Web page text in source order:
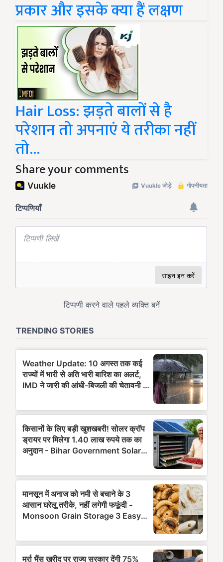
प्रकार और इसके क्या हैं लक्षण
Hair Loss: झड़ते बालों से है
परेशान तो अपनाएं ये तरीका नहीं
तो...
Share your comments